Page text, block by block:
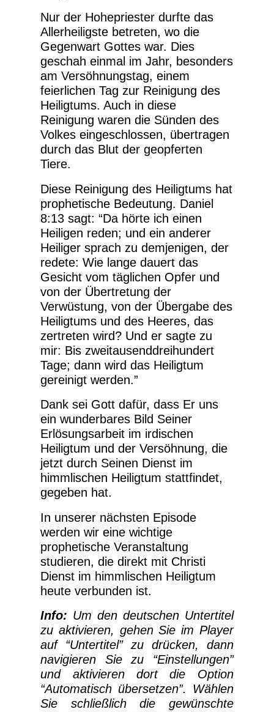
Nur der Hohepriester durfte das
Allerheiligste betreten, wo die
Gegenwart Gottes war. Dies
geschah einmal im Jahr, besonders
am Versöhnungstag, einem
feierlichen Tag zur Reinigung des
Heiligtums. Auch in diese
Reinigung waren die Sünden des
Volkes eingeschlossen, übertragen
durch das Blut der geopferten
Tiere.
Diese Reinigung des Heiligtums hat
prophetische Bedeutung. Daniel
8:13 sagt: “Da hörte ich einen
Heiligen reden; und ein anderer
Heiliger sprach zu demjenigen, der
redete: Wie lange dauert das
Gesicht vom täglichen Opfer und
von der Übertretung der
Verwüstung, von der Übergabe des
Heiligtums und des Heeres, das
zertreten wird? Und er sagte zu
mir: Bis zweitausenddreihundert
Tage; dann wird das Heiligtum
gereinigt werden.”
Dank sei Gott dafür, dass Er uns
ein wunderbares Bild Seiner
Erlösungsarbeit im irdischen
Heiligtum und der Versöhnung, die
jetzt durch Seinen Dienst im
himmlischen Heiligtum stattfindet,
gegeben hat.
In unserer nächsten Episode
werden wir eine wichtige
prophetische Veranstaltung
studieren, die direkt mit Christi
Dienst im himmlischen Heiligtum
heute verbunden ist.
Info: Um den deutschen Untertitel
zu aktivieren, gehen Sie im Player
auf “Untertitel” zu drücken, dann
navigieren Sie zu “Einstellungen”
und aktivieren dort die Option
“Automatisch übersetzen”. Wählen
Sie schließlich die gewünschte